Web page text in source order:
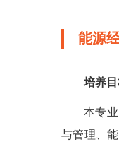
能源
培养目
本专
与管理、